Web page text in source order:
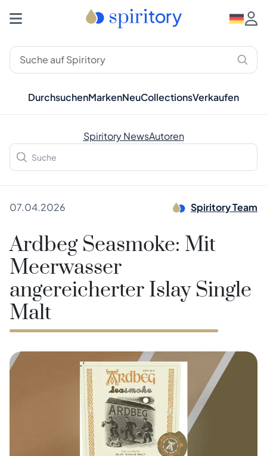
DurchsuchenMarkenNeuCollectionsVerkaufen
Spiritory NewsAutoren
07.04.2026 Spiritory Team
Ardbeg Seasmoke: Mit
Meerwasser
angereicherter Islay Single
Malt